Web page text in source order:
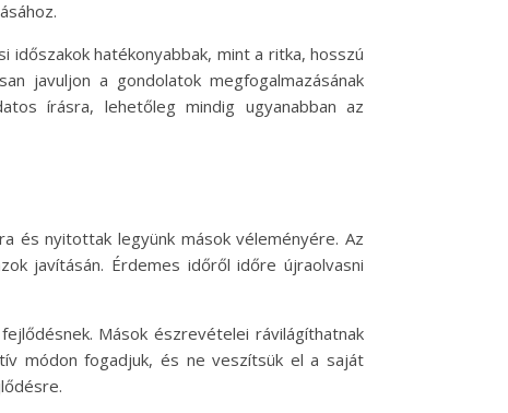
hatékonyabbak, mint a ritka, hosszú
javuljon a gondolatok megfogalmazásának
írásra, lehetőleg mindig ugyanabban az
és nyitottak legyünk mások véleményére. Az
javításán. Érdemes időről időre újraolvasni
Mások észrevételei rávilágíthatnak
módon fogadjuk, és ne veszítsük el a saját